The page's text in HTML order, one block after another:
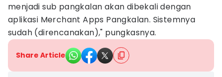
menjadi sub pangkalan akan dibekali dengan
aplikasi Merchant Apps Pangkalan. Sistemnya
sudah (direncanakan)," pungkasnya.
Share Article